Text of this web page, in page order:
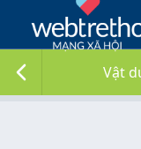
Vật